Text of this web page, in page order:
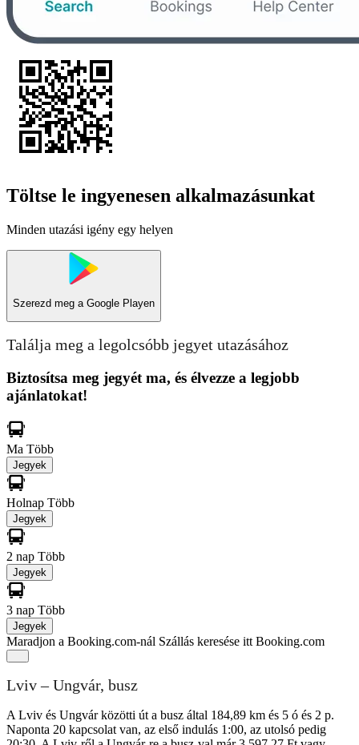
Töltse le ingyenesen alkalmazásunkat
Minden utazási igény egy helyen
Szerezd meg a Google Playen
Találja meg a legolcsóbb jegyet utazásához
Biztosítsa meg jegyét ma, és élvezze a legjobb
ajánlatokat!
Ma Több
Jegyek
Holnap Több
Jegyek
2 nap Több
Jegyek
3 nap Több
Jegyek
Maradjon a Booking.com-nál Szállás keresése itt Booking.com
Lviv – Ungvár, busz
A Lviv és Ungvár közötti út a busz által 184,89 km és 5 ó és 2 p.
Naponta 20 kapcsolat van, az első indulás 1:00, az utolsó pedig